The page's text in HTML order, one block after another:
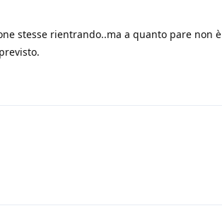
stesse rientrando..ma a quanto pare non è